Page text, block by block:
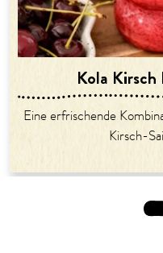
Kola
Eine erfrischende
Kirsch-